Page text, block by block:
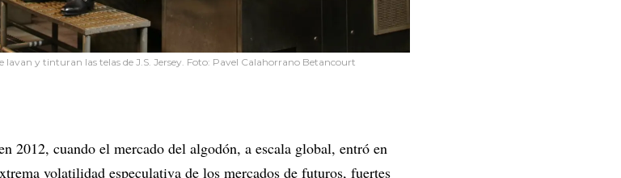
lavan y tinturan las telas de J.S. Jersey. Foto: Pavel Calahorrano Betancourt
2012, cuando el mercado del algodón, a escala global, entró en
volatilidad especulativa de los mercados de futuros, fuertes